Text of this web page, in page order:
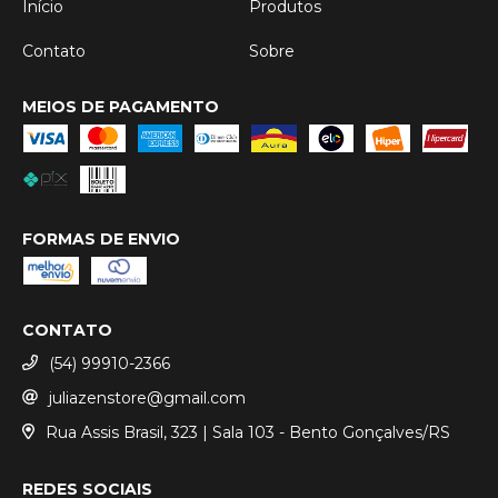
Início Produtos
Contato Sobre
MEIOS DE PAGAMENTO
FORMAS DE ENVIO
CONTATO
(54) 99910-2366
juliazenstore@gmail.com
Rua Assis Brasil, 323 | Sala 103 - Bento Gonçalves/RS
REDES SOCIAIS